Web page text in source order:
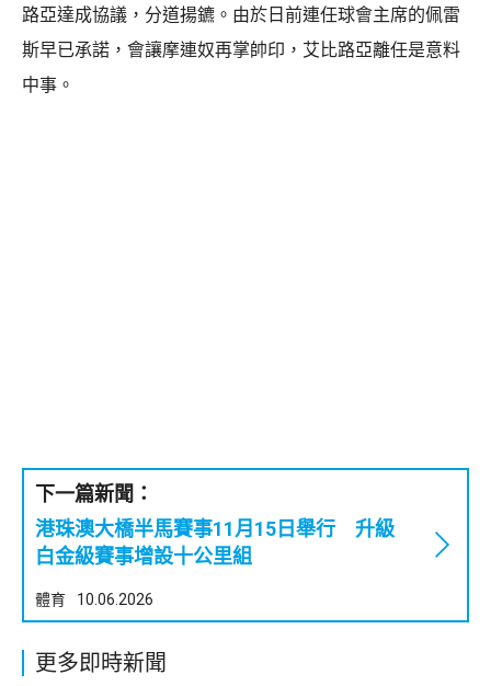
路亞達成協議，分道揚鑣。由於日前連任球會主席的佩雷
斯早已承諾，會讓摩連奴再掌帥印，艾比路亞離任是意料
中事。
下一篇新聞：
港珠澳大橋半馬賽事11月15日舉行 升級
白金級賽事增設十公里組
體育 10.06.2026
更多即時新聞